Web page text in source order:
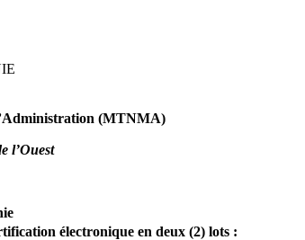
(MTNMA)
l’Ouest
électronique en deux (2) lots :